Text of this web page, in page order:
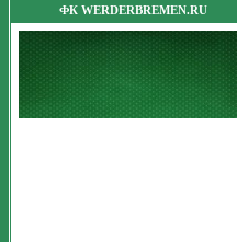
ФК WERDERBREMEN.RU